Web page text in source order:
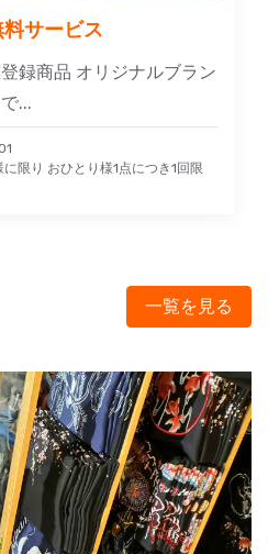
サービス
録商品 オリジナルブラン
...
限り おひとり様1点につき1回限
一覧を見る